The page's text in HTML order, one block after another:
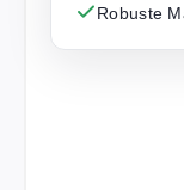
Robuste